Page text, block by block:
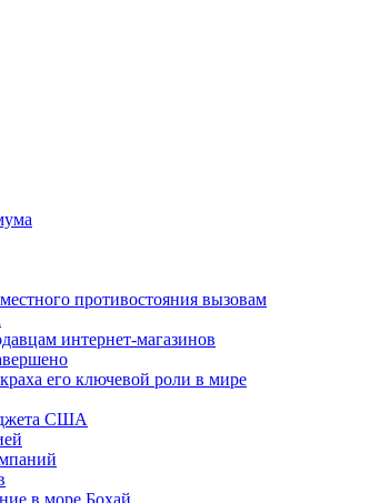
противостояния вызовам
интернет-магазинов
его ключевой роли в мире
США
в море Бохай